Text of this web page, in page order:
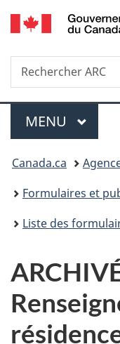
Recherche
Rechercher
ARC
Menu
MENU
Vous
êtes
ici :
Canada.ca
Formulaires et
Liste des